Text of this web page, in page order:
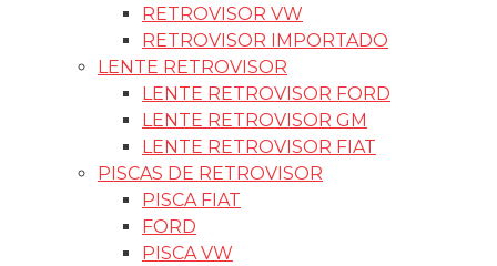
RETROVISOR VW
RETROVISOR IMPORTADO
LENTE RETROVISOR
LENTE RETROVISOR FORD
LENTE RETROVISOR GM
LENTE RETROVISOR FIAT
PISCAS DE RETROVISOR
PISCA FIAT
FORD
PISCA VW